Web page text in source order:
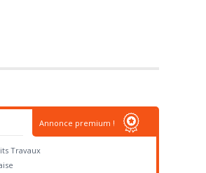
Travaux
Annonce premium !